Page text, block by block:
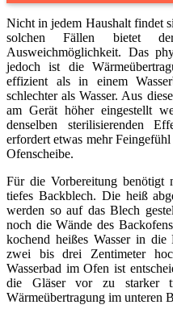
Nicht in jedem Haushalt findet
solchen Fällen bietet
Ausweichmöglichkeit. Das
jedoch ist die
effizient als in einem
schlechter als Wasser. Aus
am Gerät höher eingestellt
denselben sterilisierenden
erfordert etwas mehr
Ofenscheibe.
Für die Vorbereitung benötigt
tiefes Backblech. Die heiß
werden so auf das Blech
noch die Wände des
kochend heißes Wasser in die
zwei bis drei Zentimeter
Wasserbad im Ofen ist
die Gläser vor zu starker
Wärmeübertragung im unteren